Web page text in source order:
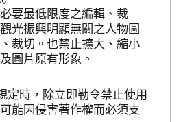
要最低限度之編輯、裁
光振興明顯無關之人物圖
裁切。也禁止擴大、縮小
圖片原有形象。
定時，除立即勒令禁止使用
能因侵害著作權而必須支